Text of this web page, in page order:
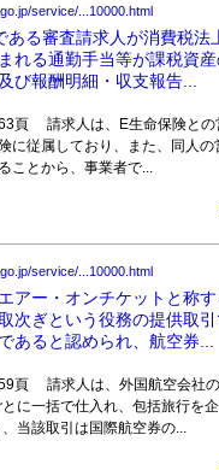
service/...10000.html
ある審査請求人が消費税法
れる通勤手当等が課税資
び報酬明細・収支報告...
頁 請求人は、E生命保険との
に従属しており、また、同人
ことから、事業者で...
service/...10000.html
アー・オンチケットと称
次ぎという役務の提供取
あると認められ、航空券...
頁 請求人は、外国航空会社
に一括で仕入れ、包括旅行を
当該取引は国際航空券の...